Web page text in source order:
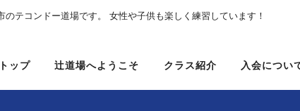
テコンドー道場です。 女性や子供も楽しく練習しています！
トップ 辻道場へようこそ クラス紹介 入会につい